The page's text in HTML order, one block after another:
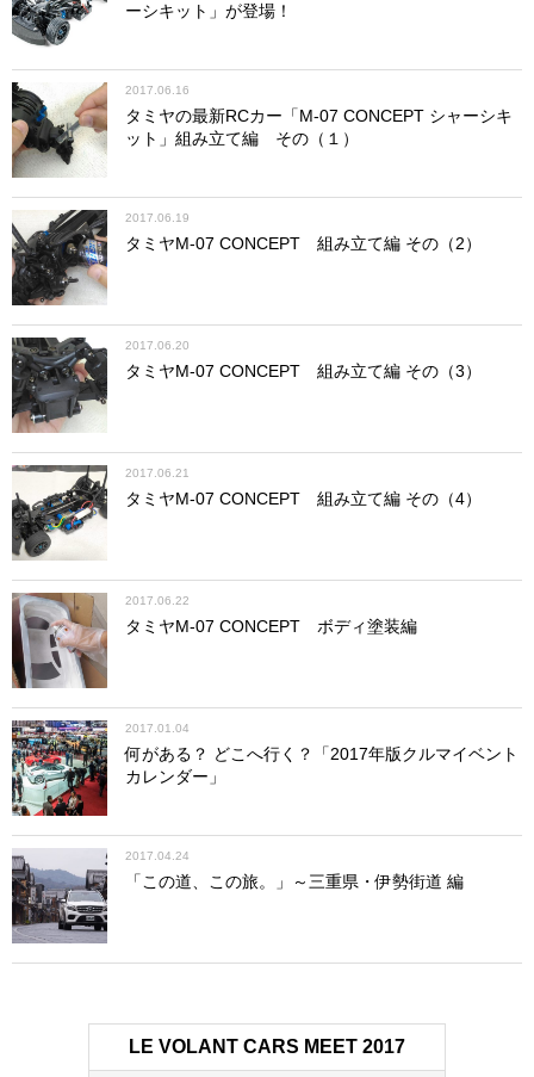
ーシキット」が登場！
2017.06.16
タミヤの最新RCカー「M-07 CONCEPT シャーシキ
ット」組み立て編 その（１）
2017.06.19
タミヤM-07 CONCEPT 組み立て編 その（2）
2017.06.20
タミヤM-07 CONCEPT 組み立て編 その（3）
2017.06.21
タミヤM-07 CONCEPT 組み立て編 その（4）
2017.06.22
タミヤM-07 CONCEPT ボディ塗装編
2017.01.04
何がある？ どこへ行く？「2017年版クルマイベント
カレンダー」
2017.04.24
「この道、この旅。」～三重県・伊勢街道 編
LE VOLANT CARS MEET 2017